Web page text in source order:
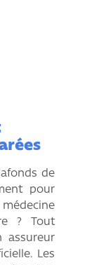
de
pour
? Tout
assureur
Les